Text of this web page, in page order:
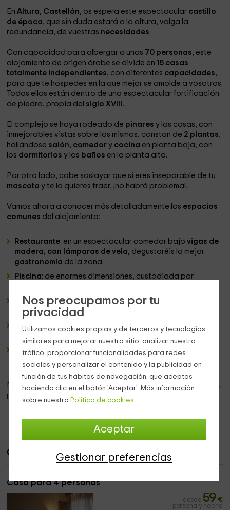
Nos preocupamos por tu
privacidad
Utilizamos cookies propias y de terceros y tecnologías
similares para mejorar nuestro sitio, analizar nuestro
tráfico, proporcionar funcionalidades para redes
sociales y personalizar el contenido y la publicidad en
función de tus hábitos de navegación, que aceptas
haciendo clic en el botón 'Aceptar'. Más información
sobre nuestra Política de cookies.
Aceptar
Gestionar preferencias
EnAltura, Castellón, os espera este espectacular castillo
de época, que sin duda estará a la altura, valga la
redundancia, de vuestras necesidades.
Con capacidad para albergar a unas 70 personas, este
alojamiento de origen árabe se divide en 15 casas
totalmente independientes, con diferentes capacidades,
para que te hospedes en la que mejor se amolde a vosotros.
Todas ellas están dentro de una espectacular fortificación
de piedra, propia del siglo XVIII.
El complejo se haya rodeado de pinaresy las casas, con
inmejorables vistas sobre los mismos, constan de 2 plantas,
hallándose salón, comedory cocina en planta baja, con
los dormitoriosy los baños en la planta alta.
Por otro lado, cabe soslayar que si eres inseparable de tu
mascotay te la quieres traer, ¡no habrá problema!.
Vamos ahora a conocer más detalladamente los espacios
comunes del alojamiento:
Restaurante: en un espectacular comedor bajovigas de
madera, con lámparas de vela, degustaréis la mejor
gastronomía de la zona.
Piscina: de enormes dimensiones, custodiada por
Jardines : con sus diferentes terrazas y las mejores vistas
panorámicas.
Parque infantil
: con una amplia variedad en columpios,
Zona de aparcamiento: porque tu vehículo también
merece los mejores cuidados.
No te lo pienses más y pon tu descanso tras nuestros muros,
¡no te arrepentirás!
Casas
Casa para 4 personas
desde 59 €
persona y noche